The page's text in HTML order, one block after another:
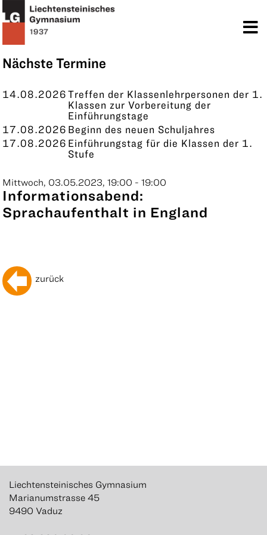
Nächste Termine
14.08.2026Treffen der Klassenlehrpersonen der 1.
Klassen zur Vorbereitung der
Einführungstage
17.08.2026 Beginn des neuen Schuljahres
17.08.2026 Einführungstag für die Klassen der 1.
Stufe
KONTAKT
Mittwoch, 03.05.2023, 19:00 - 19:00
Informationsabend:
Sprachaufenthalt in England
zurück
Liechtensteinisches Gymnasium
Marianumstrasse 45
9490 Vaduz